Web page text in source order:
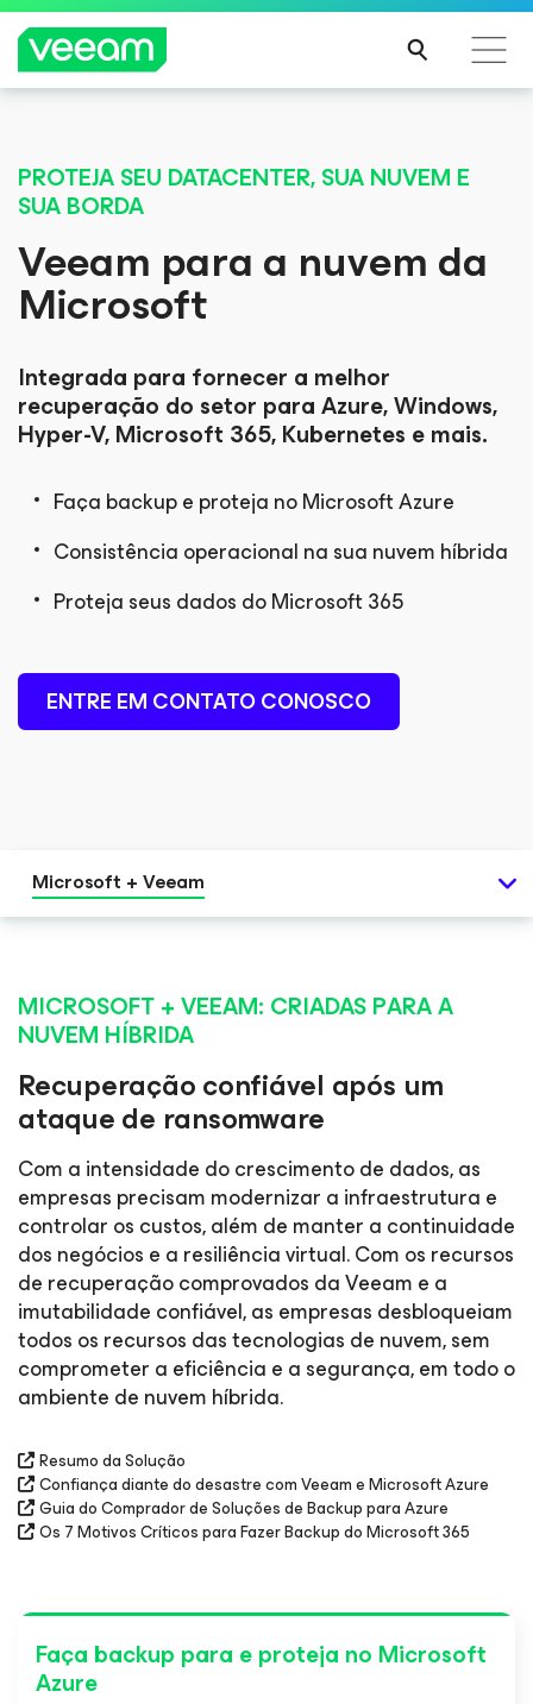
pela atualização de conteúdo da CrowdStrike
LEIA
Veeam’s Microsoft
365 Backup
Storage API
Integration Builds
Momentum
BLOG
PROTEJA SEU DATACENTER, SUA NUVEM E
SUA BORDA
Veeam para a nuvem da
Microsoft
Integrada para fornecer a melhor
recuperação do setor para Azure, Windows,
Hyper-V, Microsoft 365, Kubernetes e mais.
Faça backup e proteja no Microsoft Azure
Consistência operacional na sua nuvem híbrida
Proteja seus dados do Microsoft 365
ENTRE EM CONTATO CONOSCO
Microsoft + Veeam
MICROSOFT + VEEAM: CRIADAS PARA A
NUVEM HÍBRIDA
Recuperação confiável após um
ataque de ransomware
Com a intensidade do crescimento de dados, as
empresas precisam modernizar a infraestrutura e
controlar os custos, além de manter a continuidade
dos negócios e a resiliência virtual. Com os recursos
de recuperação comprovados da Veeam e a
imutabilidade confiável, as empresas desbloqueiam
todos os recursos das tecnologias de nuvem, sem
comprometer a eficiência e a segurança, em todo o
ambiente de nuvem híbrida.
Resumo da Solução
Confiança diante do desastre com Veeam e Microsoft Azure
Guia do Comprador de Soluções de Backup para Azure
Os 7 Motivos Críticos para Fazer Backup do Microsoft 365
Faça backup para e proteja no Microsoft
Azure